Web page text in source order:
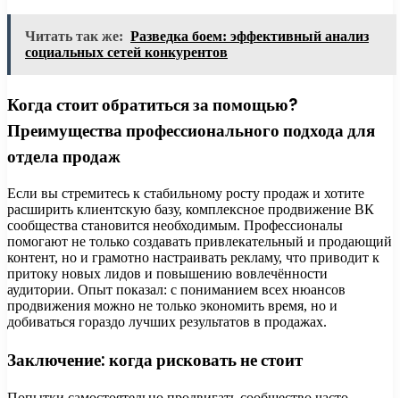
Читать так же: Разведка боем: эффективный анализ
социальных сетей конкурентов
Когда стоит обратиться за помощью?
Преимущества профессионального подхода для
отдела продаж
Если вы стремитесь к стабильному росту продаж и хотите
расширить клиентскую базу, комплексное продвижение ВК
сообщества становится необходимым. Профессионалы
помогают не только создавать привлекательный и продающий
контент, но и грамотно настраивать рекламу, что приводит к
притоку новых лидов и повышению вовлечённости
аудитории. Опыт показал: с пониманием всех нюансов
продвижения можно не только экономить время, но и
добиваться гораздо лучших результатов в продажах.
Заключение: когда рисковать не стоит